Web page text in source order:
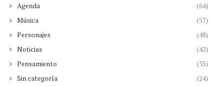
Agenda
(64)
Música
(57)
Personajes
(48)
Noticias
(42)
Pensamiento
(35)
Sin categoría
(24)